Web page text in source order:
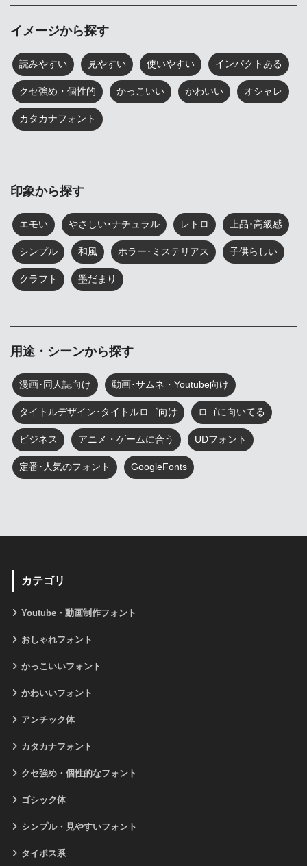
イメージから探す
読みやすい 見やすい 使いやすい インパクトある
クセ強め・個性的 かっこいい かわいい オシャレ
カタカナフォント
印象から探す
エモい やさしい･ナチュラル レトロ 上品･高級感
シンプル 和風 ホラー･ミステリアス 子供らしい
クラフト 墨だまり
用途・シーンから探す
漫画･同人誌向け 動画･サムネ・Youtube向け
タイトルデザイン･タイトルロゴ向け ロゴに向いてる
ビジネス アニメ・ゲームに合う UDフォント
定番･人気のフォント GoogleFonts
カテゴリ
Youtube・動画制作フォント
おしゃれフォント
かっこいいフォント
かわいいフォント
アンチック体
カタカナフォント
クセ強め・個性的なフォント
ゴシック体
シンプル・見やすいフォント
タイポス系